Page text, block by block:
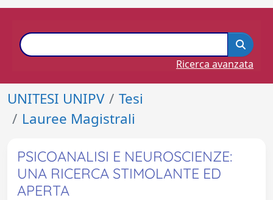
Ricerca avanzata
UNITESI UNIPV
Tesi
Lauree Magistrali
PSICOANALISI E NEUROSCIENZE:
UNA RICERCA STIMOLANTE ED
APERTA